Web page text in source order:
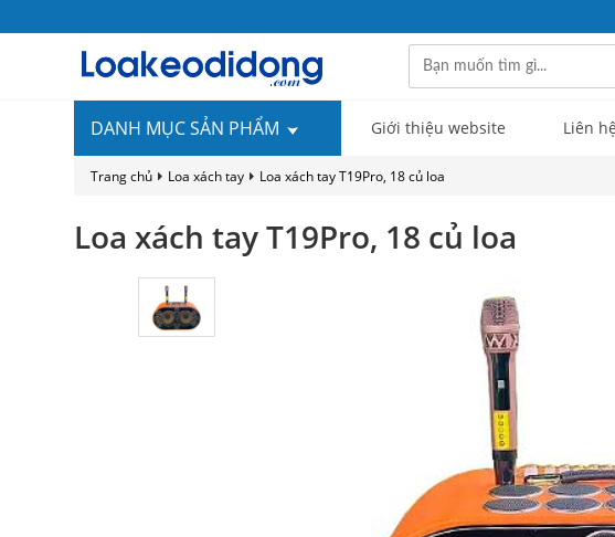
DANH MỤC SẢN PHẨM Giới thiệu website Liên hệ
Trang chủ Loa xách tay Loa xách tay T19Pro, 18 củ loa
Loa xách tay T19Pro, 18 củ loa